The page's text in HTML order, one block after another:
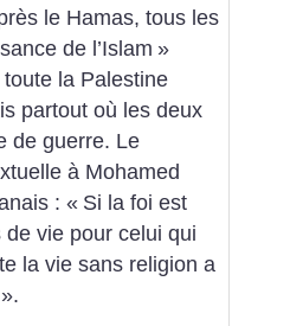
le Hamas, tous les
de l’Islam »
la Palestine
partout où les deux
de guerre. Le
à Mohamed
: « Si la foi est
de vie pour celui qui
la vie sans religion a
».